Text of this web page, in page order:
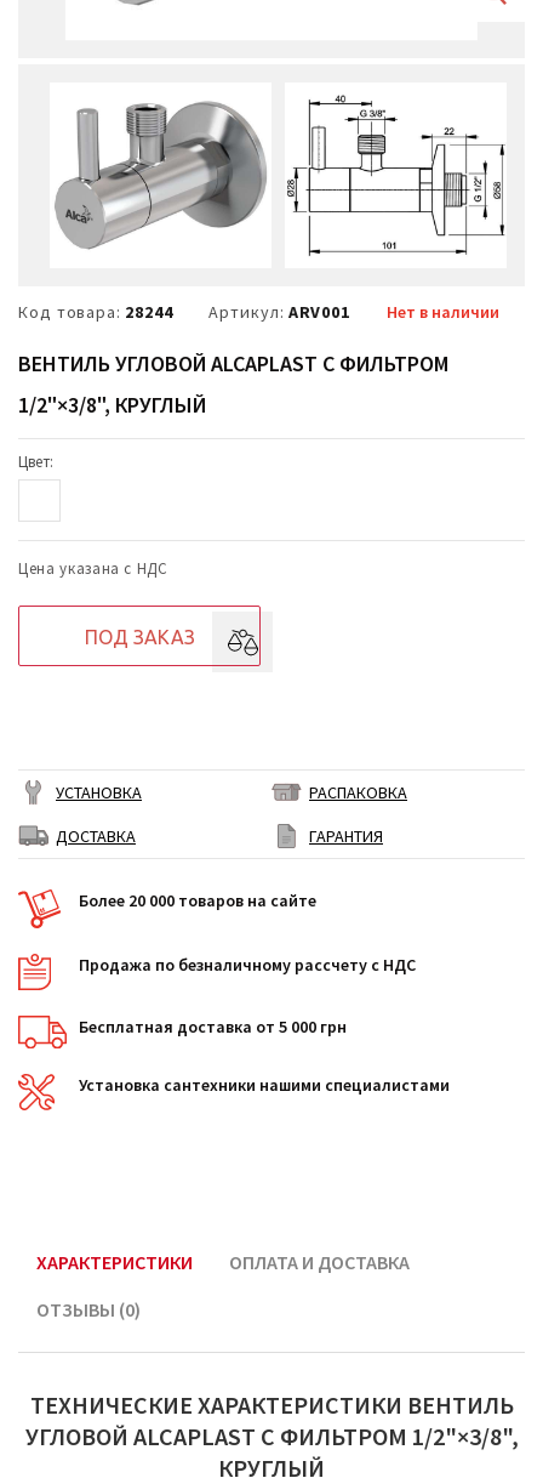
Код товара: 28244 Артикул: ARV001 Нет в наличии
ВЕНТИЛЬ УГЛОВОЙ ALCAPLAST С ФИЛЬТРОМ
1/2"×3/8", КРУГЛЫЙ
Цвет:
Цена указана с НДС
ПОД ЗАКАЗ
УСТАНОВКА
РАСПАКОВКА
ДОСТАВКА
ГАРАНТИЯ
Более 20 000 товаров на сайте
Продажа по безналичному рассчету с НДС
Бесплатная доставка от 5 000 грн
Установка сантехники нашими специалистами
ХАРАКТЕРИСТИКИ
ОПЛАТА И ДОСТАВКА
ОТЗЫВЫ (0)
ТЕХНИЧЕСКИЕ ХАРАКТЕРИСТИКИ ВЕНТИЛЬ
УГЛОВОЙ ALCAPLAST С ФИЛЬТРОМ 1/2"×3/8",
КРУГЛЫЙ